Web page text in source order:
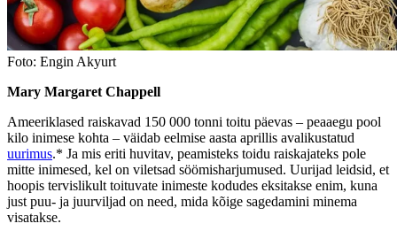
Foto: Engin Akyurt
Mary Margaret Chappell
Ameeriklased raiskavad 150 000 tonni toitu päevas – peaaegu pool
kilo inimese kohta – väidab eelmise aasta aprillis avalikustatud
uurimus.* Ja mis eriti huvitav, peamisteks toidu raiskajateks pole
mitte inimesed, kel on viletsad söömisharjumused. Uurijad leidsid, et
hoopis tervislikult toituvate inimeste kodudes eksitakse enim, kuna
just puu- ja juurviljad on need, mida kõige sagedamini minema
visatakse.